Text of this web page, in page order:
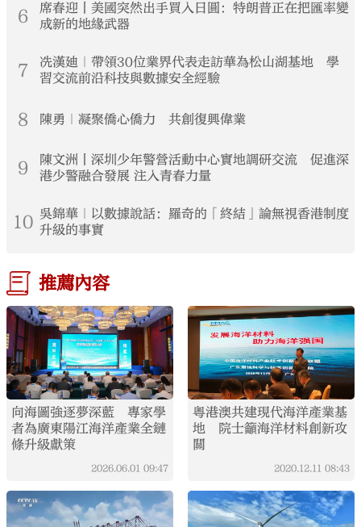
6
席春迎丨美國突然出手買入日圓：特朗普正在把匯率變
成新的地緣武器
7
冼漢廸｜帶領30位業界代表走訪華為松山湖基地 學
習交流前沿科技與數據安全經驗
8 陳勇｜凝聚僑心僑力 共創復興偉業
9
陳文洲丨深圳少年警營活動中心實地調研交流 促進深
港少警融合發展 注入青春力量
10 吳錦華｜以數據說話：羅奇的「終結」論無視香港制度
升級的事實
推薦內容
向海圖強逐夢深藍 專家學
者為廣東陽江海洋產業全鏈
條升級獻策
2026.06.01 09:47
粵港澳共建現代海洋產業基
地 院士籲海洋材料創新攻
關
2020.12.11 08:43